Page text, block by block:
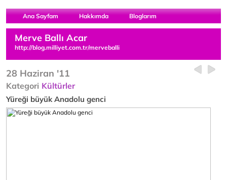
Ana Sayfam Hakkımda Bloglarım
Merve Ballı Acar
http://blog.milliyet.com.tr/merveballi
28 Haziran '11
Kategori Kültürler
Yüreği büyük Anadolu genci